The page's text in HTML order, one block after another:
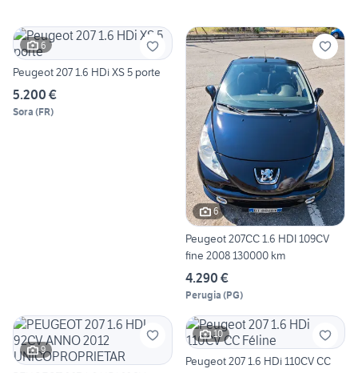
6
Peugeot 207 1.6 HDi XS 5 porte
5.200 €
Sora (FR)
6
Peugeot 207CC 1.6 HDI 109CV
fine 2008 130000 km
4.290 €
Perugia (PG)
9
10
Peugeot 207 1.6 HDi 110CV CC